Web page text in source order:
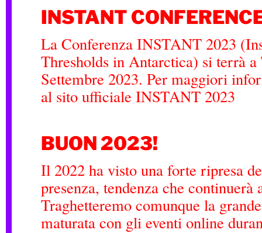
INSTANT
La Conferenza INSTANT 2023
Thresholds in Antarctica) si terrà a
Settembre 2023. Per maggiori
al sito ufficiale INSTANT 2023
BUON 2023!
Il 2022 ha visto una forte ripresa
presenza, tendenza che continuerà
Traghetteremo comunque la
maturata con gli eventi online